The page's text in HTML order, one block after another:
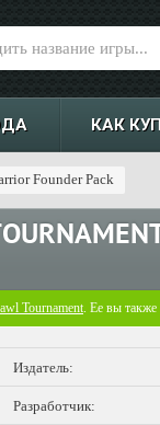
КАК
Founder Pack
Tournament. Ее вы также
Издатель:
Разработчик: